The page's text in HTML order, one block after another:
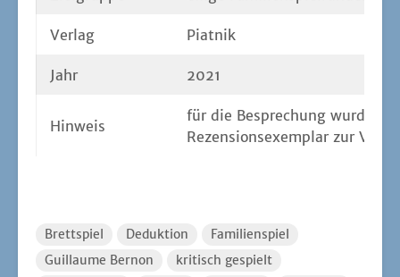
Ver­lag Piat­nik
Jahr 2021
Hin­weis
für die Bespre­chung wur­de
Rezen­si­ons­exem­plar zur
Brettspiel Deduktion
Familienspiel
Guillaume Bernon
kritisch gespielt